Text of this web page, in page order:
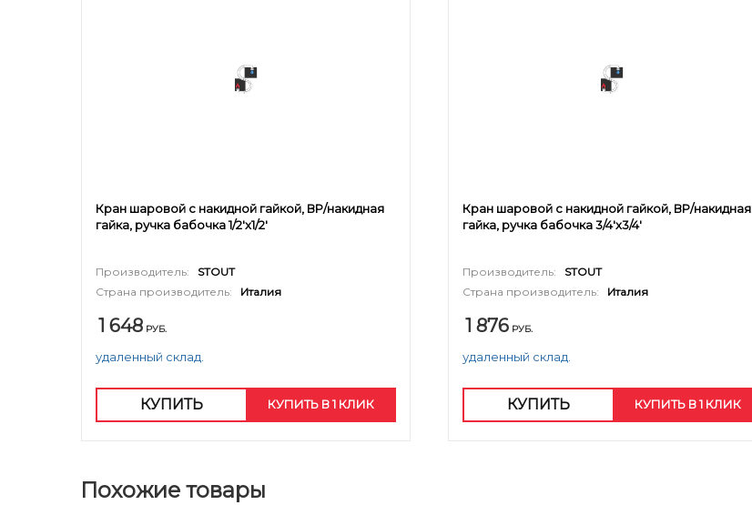
Кран шаровой с накидной гайкой, ВР/накидная
гайка, ручка бабочка 1/2'x1/2'
Производитель:
STOUT
Страна производитель:
Италия
1 648 РУБ.
удаленный склад.
КУПИТЬ КУПИТЬ В 1 КЛИК
Кран шаровой с накидной гайкой, ВР/накидная
гайка, ручка бабочка 3/4'x3/4'
Производитель:
STOUT
Страна производитель:
Италия
1 876 РУБ.
удаленный склад.
КУПИТЬ КУПИТЬ В 1 КЛИК
Похожие товары